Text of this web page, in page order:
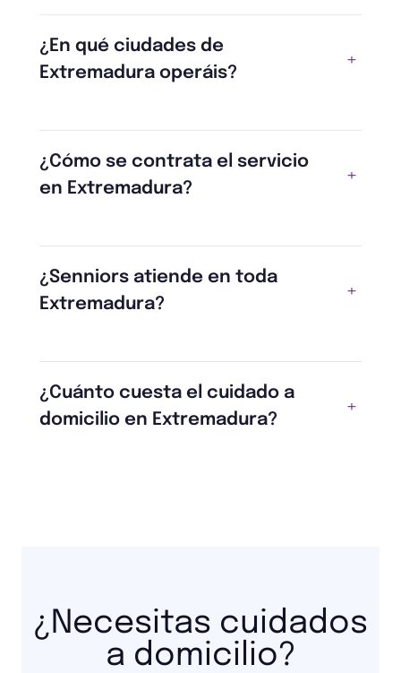
¿En qué ciudades de
Extremadura operáis?
¿Cómo se contrata el servicio
en Extremadura?
¿Senniors atiende en toda
Extremadura?
¿Cuánto cuesta el cuidado a
domicilio en Extremadura?
¿Necesitas cuidados
a domicilio?